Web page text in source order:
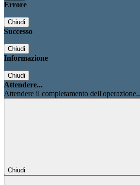
Errore
Chiudi
Successo
Chiudi
Informazione
Chiudi
Attendere...
Attendere il completamento
Chiudi